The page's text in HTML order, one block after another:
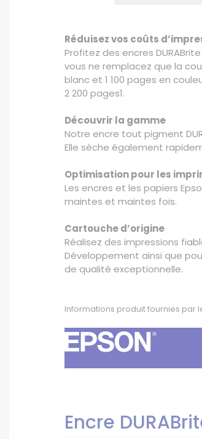
Réduisez vos coûts
Profitez des encres
vous ne remplacez que la
blanc et 1 100 pages en
2 200 pages1.
Découvrir la gamme
Notre encre tout pigment
Elle sèche également
Optimisation pour les
Les encres et les papiers
maintes et maintes fois.
Cartouche d’origine
Réalisez des impressions
Développement ainsi que
de qualité exceptionnelle.
Informations produit fournies par
Encre